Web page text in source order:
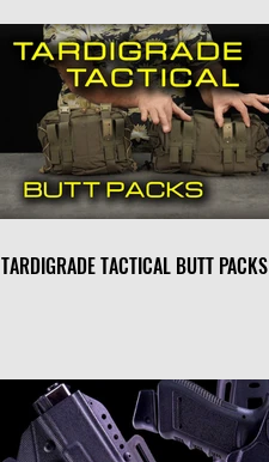
TARDIGRADE TACTICAL BUTT PACKS